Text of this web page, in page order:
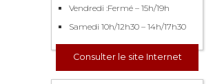
Vendredi :Fermé – 15h/19h
Samedi 10h/12h30 – 14h/17h30
Consulter le site Internet